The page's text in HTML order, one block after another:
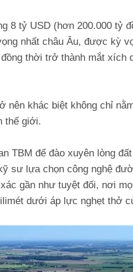
8 tỷ USD (hơn 200.000 tỷ
nhất châu Âu, được kỳ
thời trở thành mắt xích
nên khác biệt không chỉ
thế giới.
TBM để đào xuyên lòng
sư lựa chọn công nghệ
gần như tuyệt đối, nơi
dưới áp lực nghẹt thở